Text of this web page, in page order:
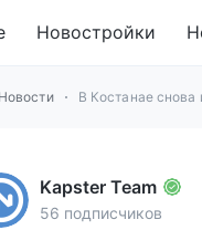
Новостройки
Новости В Костанае снова
Kapster Team
56 подписчиков